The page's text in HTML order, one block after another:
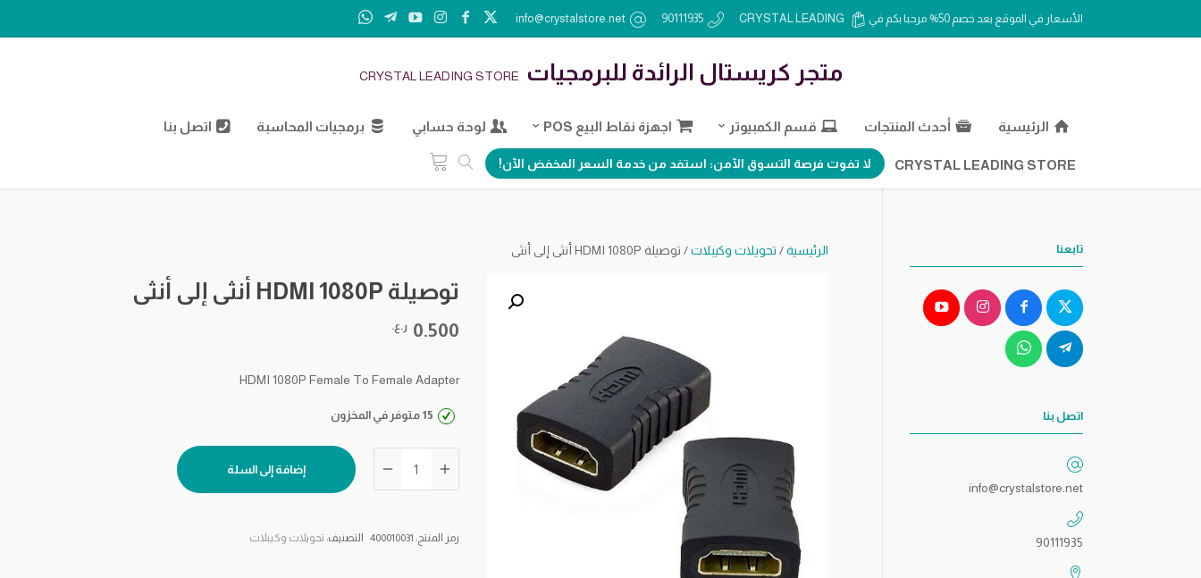
الأسعار في الموقع بعد خصم 50% مرحبا بكم في CRYSTAL LEADING 90111935
info@crystalstore.net
متجر كريستال الرائدة للبرمجيات CRYSTAL LEADING STORE
الرئيسية أحدث المنتجات قسم الكمبيوتر اجهزة نقاط البيع POS لوحة حسابي برمجيات المحاسبة اتصل بنا
CRYSTAL LEADING STORE لا تفوت فرصة التسوق الآمن: استفد من خدمة السعر المخفض الآن!
الرئيسية/ تحويلات وكيبلات/ توصيلة HDMI 1080P أنثى إلى أنثى
توصيلة HDMI 1080P أنثى إلى أنثى
0.500 ر.ع.
HDMI 1080P Female To Female Adapter
15 متوفر في المخزون
توصيلة
أنثى
إضافة إلى السلة
رمز المنتج: 400010031 التصنيف: تحويلات وكيبلات
تابعنا
اتصل بنا
info@crystalstore.net
90111935